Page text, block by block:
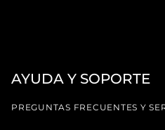
AYUDA Y SOPORTE
PREGUNTAS FRECUENTES Y